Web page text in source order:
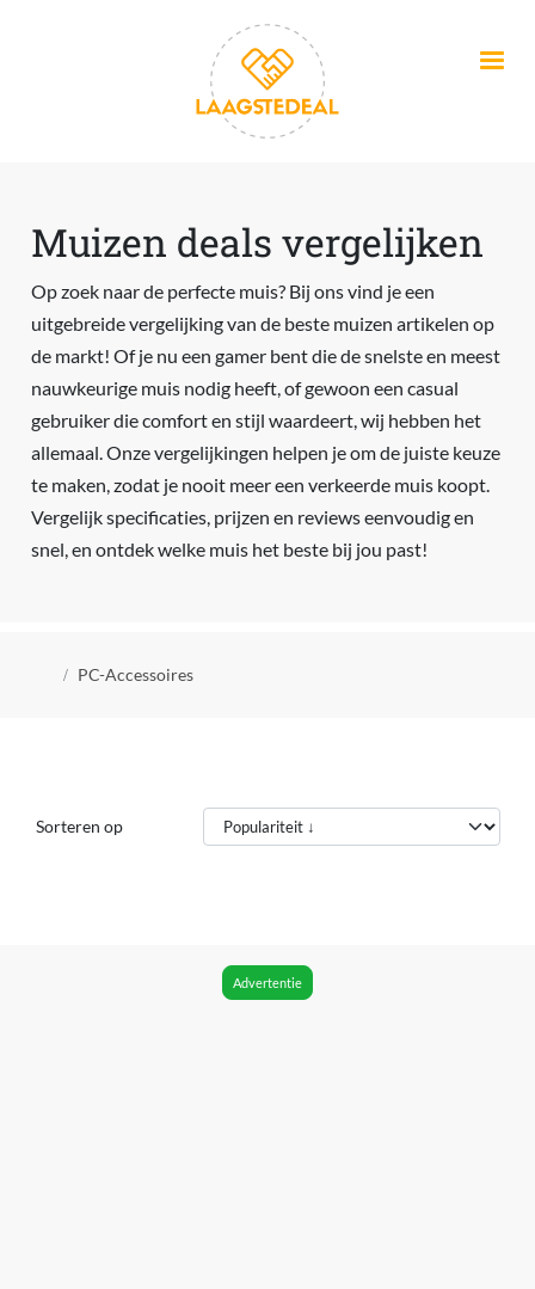
Muizen deals vergelijken
Op zoek naar de perfecte muis? Bij ons vind je een
uitgebreide vergelijking van de beste muizen artikelen op
de markt! Of je nu een gamer bent die de snelste en meest
nauwkeurige muis nodig heeft, of gewoon een casual
gebruiker die comfort en stijl waardeert, wij hebben het
allemaal. Onze vergelijkingen helpen je om de juiste keuze
te maken, zodat je nooit meer een verkeerde muis koopt.
Vergelijk specificaties, prijzen en reviews eenvoudig en
snel, en ontdek welke muis het beste bij jou past!
Kruimelpad
PC-Accessoires
Sorteren op
Advertentie